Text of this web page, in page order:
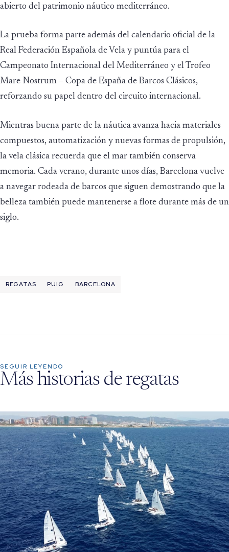
abierto del patrimonio náutico mediterráneo.
La prueba forma parte además del calendario oficial de la
Real Federación Española de Vela y puntúa para el
Campeonato Internacional del Mediterráneo y el Trofeo
Mare Nostrum – Copa de España de Barcos Clásicos,
reforzando su papel dentro del circuito internacional.
Mientras buena parte de la náutica avanza hacia materiales
compuestos, automatización y nuevas formas de propulsión,
la vela clásica recuerda que el mar también conserva
memoria. Cada verano, durante unos días, Barcelona vuelve
a navegar rodeada de barcos que siguen demostrando que la
belleza también puede mantenerse a flote durante más de un
siglo.
REGATAS PUIG BARCELONA
SEGUIR LEYENDO
Más historias de regatas